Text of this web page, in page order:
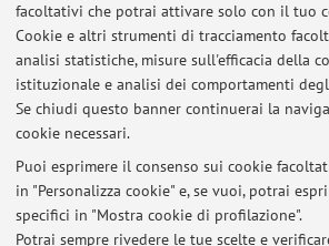
facoltativi che potrai attivare solo con il tuo
Cookie e altri strumenti di tracciamento
analisi statistiche, misure sull'efficacia della
istituzionale e analisi dei comportamenti
Se chiudi questo banner continuerai la
cookie necessari.
Puoi esprimere il consenso sui cookie
in "Personalizza cookie" e, se vuoi, potrai
specifici in "Mostra cookie di profilazione".
Potrai sempre rivedere le tue scelte e
Ultimi avvisi
tesi di laurea
Pubblicato il: 11 luglio 2026
prossimi ricevimenti
Pubblicato il: 11 luglio 2026
Appello del 9 luglio